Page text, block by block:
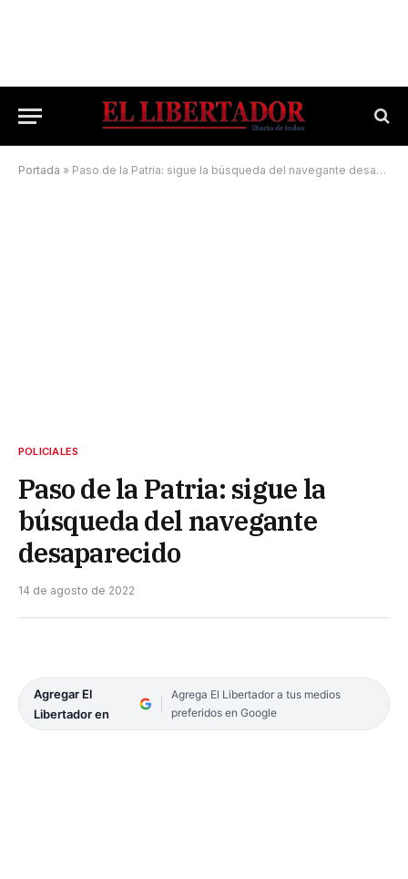
Portada » Paso de la Patria: sigue la búsqueda del navegante desaparecido
POLICIALES
Paso de la Patria: sigue la
búsqueda del navegante
desaparecido
14 de agosto de 2022
Agregar El
Libertador en
Agrega El Libertador a tus medios
preferidos en Google